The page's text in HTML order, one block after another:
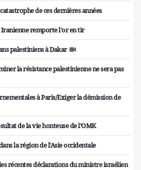
de ces dernières années
Iranienne remporte l'or en tir
palestiniens à Dakar
la résistance palestinienne ne sera pas
à Paris/Exiger la démission de
de la vie honteuse de l’OMK
la région de l'Asie occidentale
récentes déclarations du ministre israélien